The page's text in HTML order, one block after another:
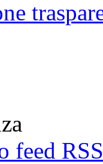
feed RSS